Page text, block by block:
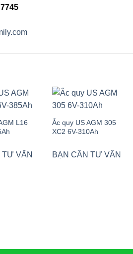
L16
TƯ VẤN
Ắc quy US AGM 305
XC2 6V-310Ah
BẠN CẦN TƯ VẤN